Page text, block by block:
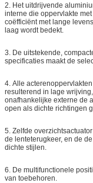
2. Het uitdrijvende
interne die oppervlakte
coëfficiënt met lange
laag wordt bedekt.
3. De uitstekende,
specificaties maakt de
4. Alle
resulterend in lage
onafhankelijke externe de
open als dichte richtingen
5. Zelfde
de lenteterugkeer, en de
dichte stijlen.
6. De multifunctionele
van toebehoren.